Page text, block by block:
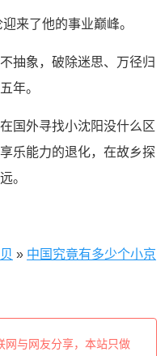
来了他的事业巅峰。
抽象，破除迷思、万径归
年。
国外寻找小沈阳没什么区
乐能力的退化，在故乡探
。
» 中国究竟有多少个小京
网与网友分享，本站只做